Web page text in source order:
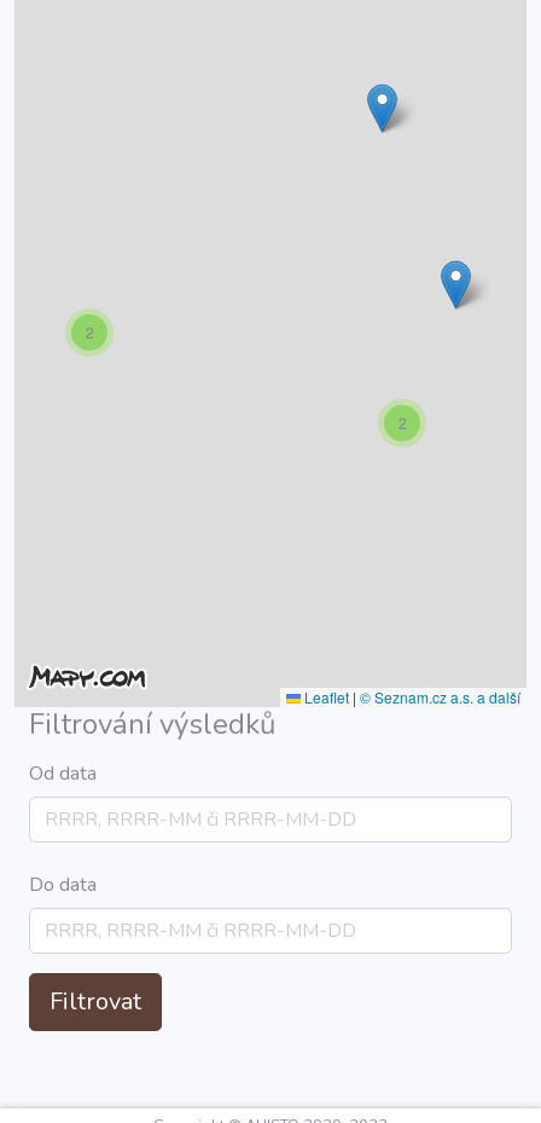
2
2
Leaflet | © Seznam.cz a.s. a další
Filtrování výsledků
Od data
Do data
Filtrovat